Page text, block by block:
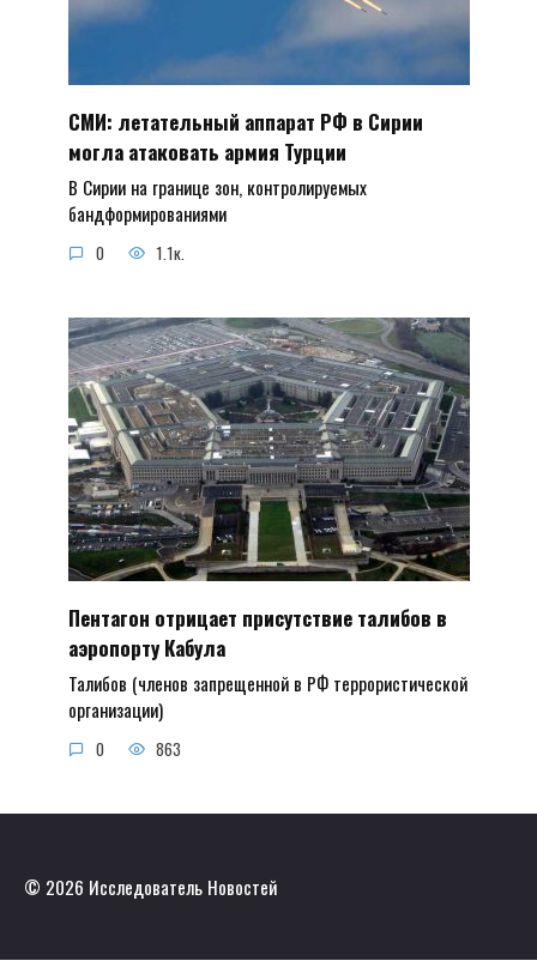
СМИ: летательный аппарат РФ в Сирии
могла атаковать армия Турции
В Сирии на границе зон, контролируемых
бандформированиями
0 1.1к.
Пентагон отрицает присутствие талибов в
аэропорту Кабула
Талибов (членов запрещенной в РФ террористической
организации)
0 863
© 2026 Исследователь Новостей